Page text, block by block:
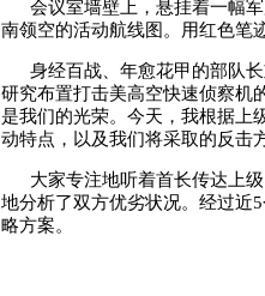
会议室墙壁上，悬挂着一幅
南领空的活动航线图。用红色笔
身经百战、年愈花甲的部队
研究布置打击美高空快速侦察机
是我们的光荣。今天，我根据上
动特点，以及我们将采取的反击
大家专注地听着首长传达上
地分析了双方优劣状况。经过近5
略方案。